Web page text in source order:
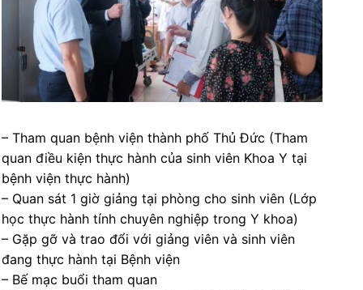
– Tham quan bệnh viện thành phố Thủ Đức (Tham
quan điều kiện thực hành của sinh viên Khoa Y tại
bệnh viện thực hành)
– Quan sát 1 giờ giảng tại phòng cho sinh viên (Lớp
học thực hành tính chuyên nghiệp trong Y khoa)
– Gặp gỡ và trao đổi với giảng viên và sinh viên
đang thực hành tại Bệnh viện
– Bế mạc buổi tham quan